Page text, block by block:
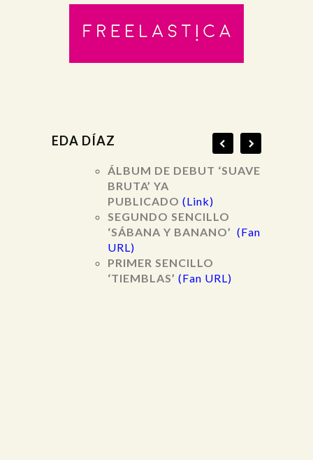
EDA DÍAZ
ÁLBUM DE DEBUT ‘SUAVE
BRUTA’ YA
PUBLICADO (Link)
SEGUNDO SENCILLO
‘SÁBANA Y BANANO’ (Fan
URL)
PRIMER SENCILLO
‘TIEMBLAS’ (Fan URL)